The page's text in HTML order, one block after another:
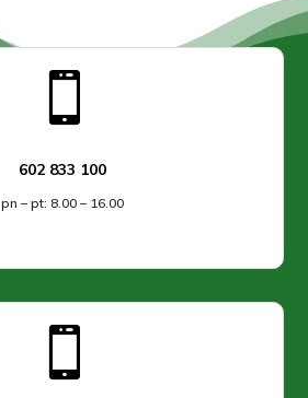

602 833 100
pn – pt: 8.00 – 16.00
